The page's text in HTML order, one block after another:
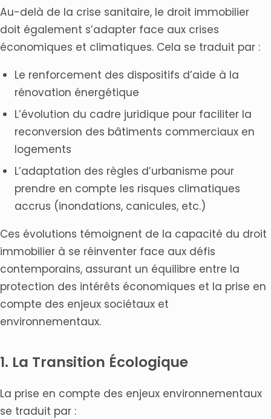
Au-delà de la crise sanitaire, le droit immobilier
doit également s’adapter face aux crises
économiques et climatiques. Cela se traduit par :
Le renforcement des dispositifs d’aide à la
rénovation énergétique
L’évolution du cadre juridique pour faciliter la
reconversion des bâtiments commerciaux en
logements
L’adaptation des règles d’urbanisme pour
prendre en compte les risques climatiques
accrus (inondations, canicules, etc.)
Ces évolutions témoignent de la capacité du droit
immobilier à se réinventer face aux défis
contemporains, assurant un équilibre entre la
protection des intérêts économiques et la prise en
compte des enjeux sociétaux et
environnementaux.
1. La Transition Écologique
La prise en compte des enjeux environnementaux
se traduit par :